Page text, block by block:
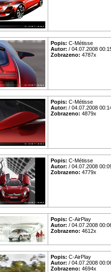
Popis: C-Métisse
Autor: / 04.07.2008
Zobrazeno: 4787x
Popis: C-Métisse
Autor: / 04.07.2008
Zobrazeno: 4879x
Popis: C-Métisse
Autor: / 04.07.2008
Zobrazeno: 4779x
Popis: C-AirPlay
Autor: / 04.07.2008
Zobrazeno: 4612x
Popis: C-AirPlay
Autor: / 04.07.2008
Zobrazeno: 4694x